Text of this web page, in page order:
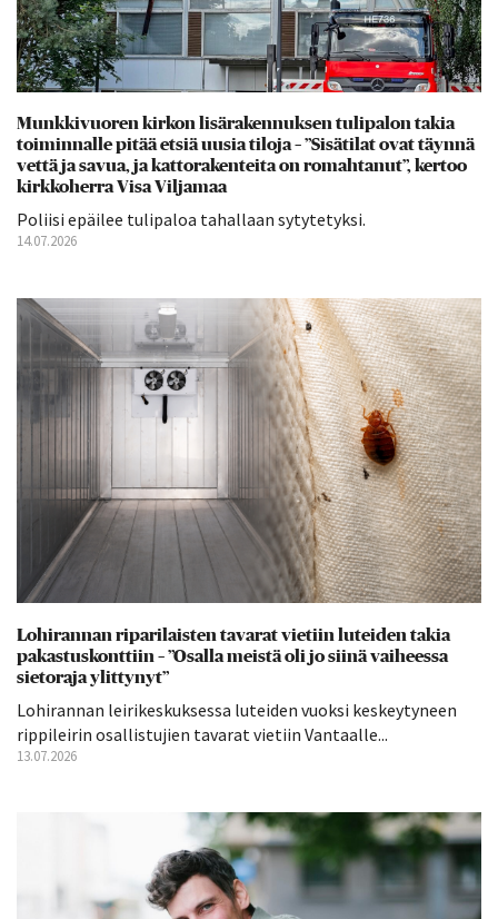
Munkkivuoren kirkon lisärakennuksen tulipalon takia
toiminnalle pitää etsiä uusia tiloja – ”Sisätilat ovat täynnä
vettä ja savua, ja kattorakenteita on romahtanut”, kertoo
kirkkoherra Visa Viljamaa
Poliisi epäilee tulipaloa tahallaan sytytetyksi.
14.07.2026
Lohirannan riparilaisten tavarat vietiin luteiden takia
pakastuskonttiin – ”Osalla meistä oli jo siinä vaiheessa
sietoraja ylittynyt”
Lohirannan leirikeskuksessa luteiden vuoksi keskeytyneen
rippileirin osallistujien tavarat vietiin Vantaalle...
13.07.2026